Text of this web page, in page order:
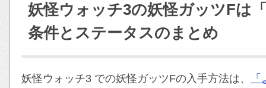
妖怪ウォッチ3の妖怪ガッツFは
条件とステータスのまとめ
妖怪ウォッチ3 での妖怪ガッツFの入手方法は、